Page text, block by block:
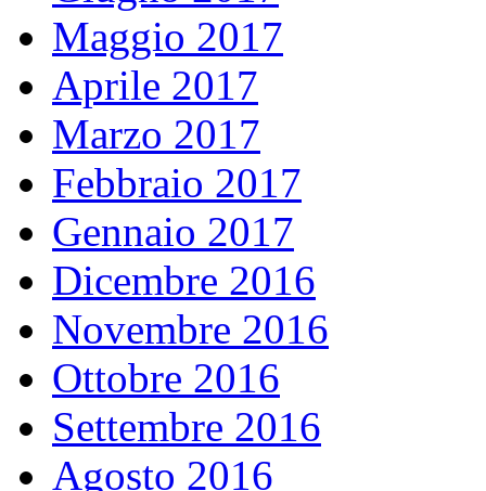
Maggio 2017
Aprile 2017
Marzo 2017
Febbraio 2017
Gennaio 2017
Dicembre 2016
Novembre 2016
Ottobre 2016
Settembre 2016
Agosto 2016